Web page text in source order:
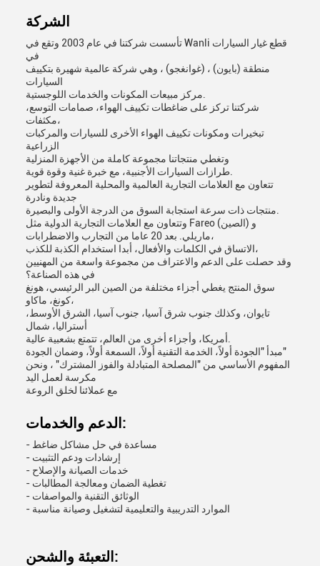
الشركة
تأسست شركتنا في عام 2003 وتقع في Wanli قطع غيار السيارات
في
منطقة (بايون) ، (غوانغجو) ، وهي شركة عالمية شهيرة بتكييف
السيارات
شركتنا تركز على ضاغطات تكييف الهواء، صمامات التوسع،
مكثفات،
تبخيرات ومكونات تكييف الهواء الأخرى للسيارات والمركبات
الزراعية
وتغطي منتجاتنا مجموعة كاملة من الأجهزة المنزلية
تتعاون مع العلامات التجارية العالمية والمحلية المعروفة لتطوير
جديدة ونادرة
وتتعاون مع العلامات التجارية الدولية مثل Fareo (الصين) و
ماريلي. بعد 20 عاما من التجارب والاضطرابات،
الاتساق في الكلمات والأفعال، أبدا استخدام الكذبة للكذب،
وقد حصلت على الدعم والاعتراف من مجموعة واسعة من المهنيين
في هذه الصناعة؟
سوق المنتج يغطي أجزاء مختلفة من الصين البر الرئيسي، هونغ
كونغ، ماكاو،
تايوان، وكذلك جنوب شرق آسيا، جنوب آسيا، الشرق الأوسط،
أستراليا، شمال
مبدأ "الجودة أولاً، الخدمة التقنية أولاً، السمعة أولاً، وضمان الجودة"
المفهوم الأساسي من "المصلحة المتبادلة والفوز المشترك" ، ونحن
مكرسة لعمل اليد
مع عملائنا لخلق الروعة
الدعم والخدمات:
- مساعدة في حل مشاكل ضاغط
- إرشادات ودعم التثبيت
- خدمات الصيانة والإصلاح
- تغطية الضمان ومعالجة المطالبات
- الوثائق التقنية والمواصفات
- الموارد التدريبية والتعليمية لتشغيل وصيانة مناسبة
التعبئة والشحن: